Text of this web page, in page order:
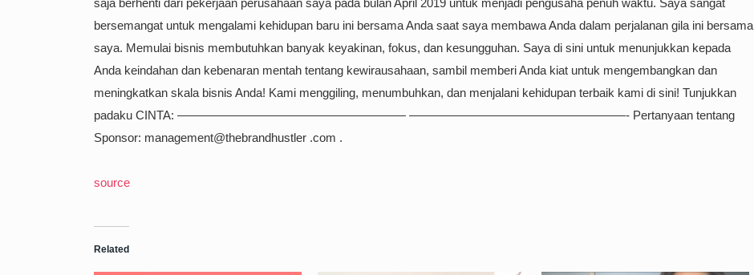
saja berhenti dari pekerjaan perusahaan saya pada bulan April 2019 untuk menjadi pengusaha penuh waktu. Saya sangat
bersemangat untuk mengalami kehidupan baru ini bersama Anda saat saya membawa Anda dalam perjalanan gila ini bersama
saya. Memulai bisnis membutuhkan banyak keyakinan, fokus, dan kesungguhan. Saya di sini untuk menunjukkan kepada
Anda keindahan dan kebenaran mentah tentang kewirausahaan, sambil memberi Anda kiat untuk mengembangkan dan
meningkatkan skala bisnis Anda! Kami menggiling, menumbuhkan, dan menjalani kehidupan terbaik kami di sini! Tunjukkan
padaku CINTA: ——————————————————— ——————————————————- Pertanyaan tentang
Sponsor: management@thebrandhustler .com .
source
Related